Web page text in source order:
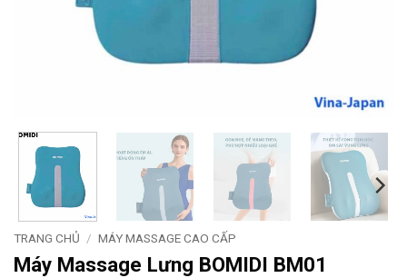
TRANG CHỦ / MÁY MASSAGE CAO CẤP
Máy Massage Lưng BOMIDI BM01